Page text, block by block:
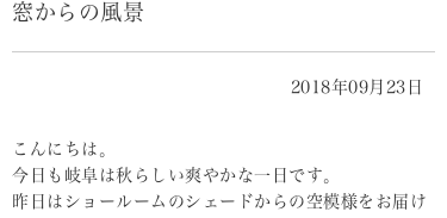
窓からの風景
2018年09月23日
こんにちは。
今日も岐阜は秋らしい爽やかな一日です。
昨日はショールームのシェードからの空模様をお届け